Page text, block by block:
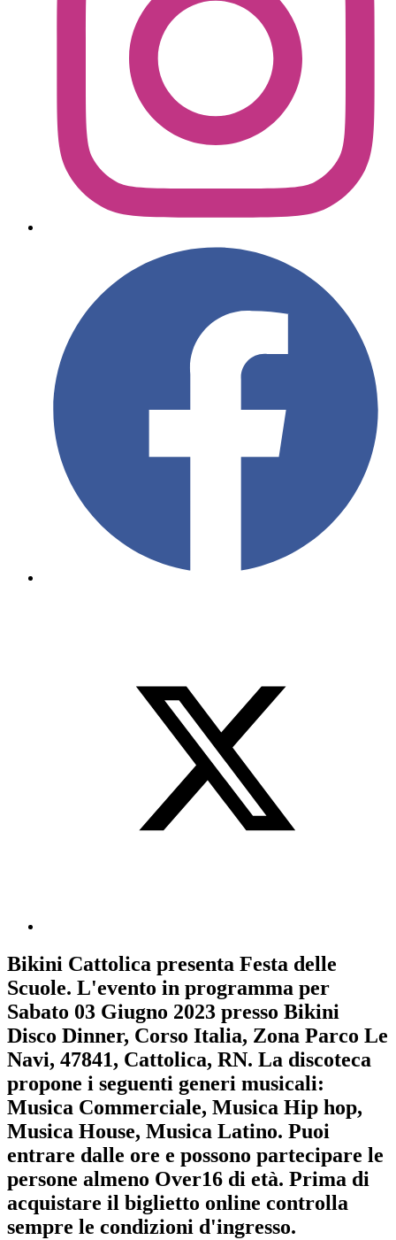
Bikini Cattolica presenta Festa delle
Scuole. L'evento in programma per
Sabato 03 Giugno 2023 presso Bikini
Disco Dinner, Corso Italia, Zona Parco Le
Navi, 47841, Cattolica, RN. La discoteca
propone i seguenti generi musicali:
Musica Commerciale, Musica Hip hop,
Musica House, Musica Latino. Puoi
entrare dalle ore e possono partecipare le
persone almeno Over16 di età. Prima di
acquistare il biglietto online controlla
sempre le condizioni d'ingresso.